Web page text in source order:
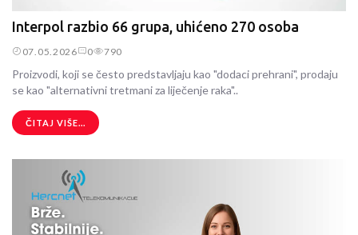
Interpol razbio 66 grupa, uhićeno 270 osoba
07.05.2026 0 790
Proizvodi, koji se često predstavljaju kao "dodaci prehrani", prodaju
se kao "alternativni tretmani za liječenje raka"..
ČITAJ VIŠE...